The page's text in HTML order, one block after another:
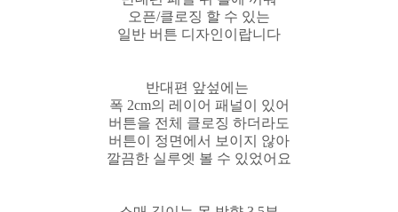
오픈/클로징 할 수 있는
일반 버튼 디자인이랍니다
반대편 앞섶에는
폭 2cm의 레이어 패널이 있어
버튼을 전체 클로징 하더라도
버튼이 정면에서 보이지 않아
깔끔한 실루엣 볼 수 있었어요